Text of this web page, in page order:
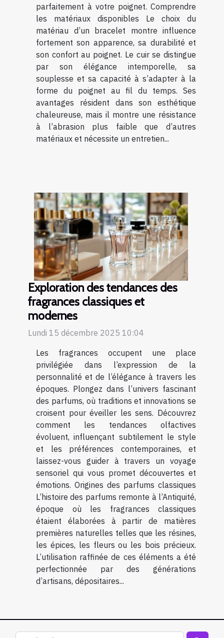
parfaitement à votre poignet. Comprendre
les matériaux disponibles Le choix du
matériau d’un bracelet montre influence
fortement son apparence, sa durabilité et
son confort au poignet. Le cuir se distingue
par son élégance intemporelle, sa
souplesse et sa capacité à s’adapter à la
forme du poignet au fil du temps. Ses
avantages résident dans son esthétique
chaleureuse, mais il montre une résistance
à l’abrasion plus faible que d’autres
matériaux et nécessite un entretien...
Exploration des tendances des
fragrances classiques et
modernes
Lundi 15 décembre 2025 10:04
Les fragrances occupent une place
privilégiée dans l’expression de la
personnalité et de l’élégance à travers les
époques. Plongez dans l’univers fascinant
des parfums, où traditions et innovations se
croisent pour éveiller les sens. Découvrez
comment les tendances olfactives
évoluent, influençant subtilement le style
et les préférences contemporaines, et
laissez-vous guider à travers un voyage
sensoriel qui vous promet découvertes et
émotions. Origines des parfums classiques
L’histoire des parfums remonte à l’Antiquité,
époque où les fragrances classiques
étaient élaborées à partir de matières
premières naturelles telles que les résines,
les épices, les fleurs ou les bois précieux.
L’utilisation raffinée de ces éléments a été
perfectionnée par des générations
d’artisans, dépositaires...